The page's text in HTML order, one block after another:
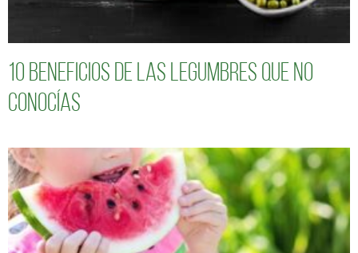
10 Beneficios de las legumbres que no
conocías